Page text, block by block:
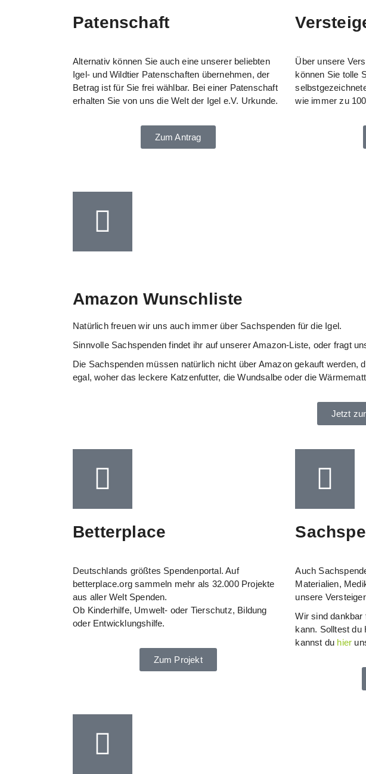
Patenschaft
Alternativ können Sie auch eine unserer beliebten
Igel- und Wildtier Patenschaften übernehmen, der
Betrag ist für Sie frei wählbar. Bei einer Patenschaft
erhalten Sie von uns die Welt der Igel e.V. Urkunde.
Zum Antrag
Über unsere
können Sie tolle
wie immer zu
Amazon Wunschliste
Natürlich freuen wir uns auch immer über Sachspenden für die Igel.
Sinnvolle Sachspenden findet ihr auf unserer Amazon-Liste, oder fragt
Die Sachspenden müssen natürlich nicht über Amazon gekauft
egal, woher das leckere Katzenfutter, die Wundsalbe oder die
Jetzt
Betterplace
Deutschlands größtes Spendenportal. Auf
betterplace.org sammeln mehr als 32.000 Projekte
aus aller Welt Spenden.
Ob Kinderhilfe, Umwelt- oder Tierschutz, Bildung
oder Entwicklungshilfe.
Zum Projekt
Auch
Materialien,
unsere
Wir sind dankbar
kann. Solltest du
kannst du hier